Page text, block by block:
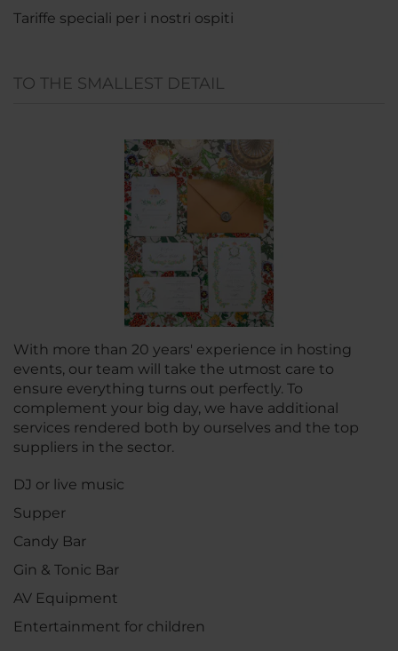
Tariffe speciali per i nostri ospiti
TO THE SMALLEST DETAIL
With more than 20 years' experience in hosting
events, our team will take the utmost care to
ensure everything turns out perfectly. To
complement your big day, we have additional
services rendered both by ourselves and the top
suppliers in the sector.
DJ or live music
Supper
Candy Bar
Gin & Tonic Bar
AV Equipment
Entertainment for children